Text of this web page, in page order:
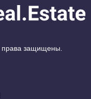
защищены.